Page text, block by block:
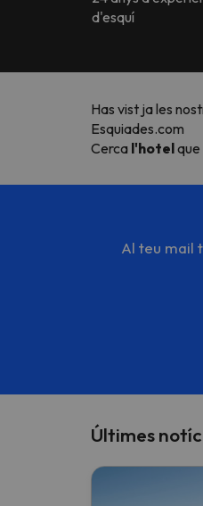
d'esquí
Has vist ja les
Esquiades.com
Cerca l'hotel
Al teu mail
Últimes